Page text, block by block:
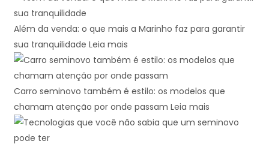
Além da venda: o que mais a Marinho faz para garantir
sua tranquilidade Leia mais
Carro seminovo também é estilo: os modelos que
chamam atenção por onde passam Leia mais